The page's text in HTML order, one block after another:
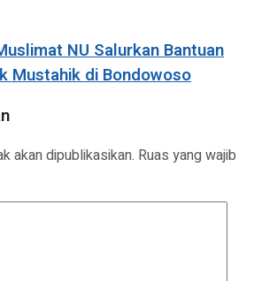
NU Salurkan Bantuan
Mustahik di Bondowoso
akan dipublikasikan. Ruas yang wajib